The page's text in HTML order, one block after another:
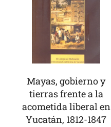
Mayas, gobierno y
tierras frente a la
acometida liberal en
Yucatán, 1812-1847